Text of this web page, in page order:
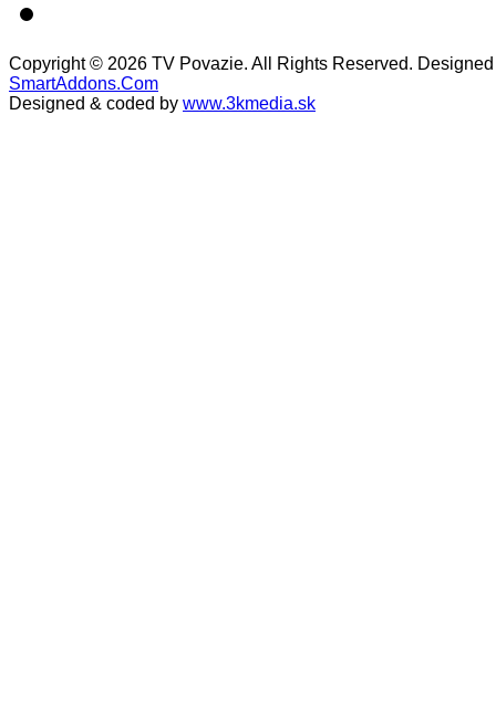
Copyright © 2026 TV Povazie. All Rights Reserved.
SmartAddons.Com
Designed & coded by www.3kmedia.sk